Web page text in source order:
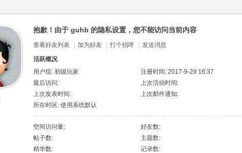
抱歉！由于 guhb 的隐私设置，您不能访问当前内容
查看好友列表 加为好友 打个招呼
发送消息
活跃概况
用户组: 初级玩家
注册时间: 2017-9-29 16:37
最后访问:
上次活动时间:
上次发表时间:
上次邮件通知:
所在时区: 使用系统默认
空间访问量:
好友数:
帖子数:
主题数:
精华数:
记录数: